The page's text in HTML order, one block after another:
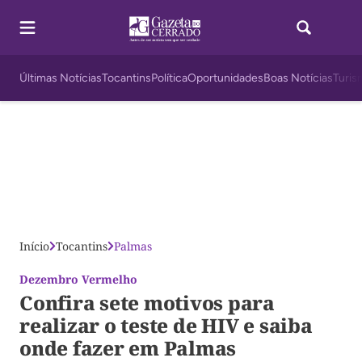
Últimas NotíciasTocantinsPolíticaOportunidadesBoas Notícias
Início Tocantins Palmas
Dezembro Vermelho
Confira sete motivos para
realizar o teste de HIV e saiba
onde fazer em Palmas